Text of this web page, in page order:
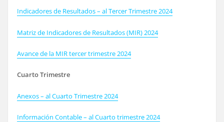
Indicadores de Resultados – al Tercer Trimestre 2024
Matriz de Indicadores de Resultados (MIR) 2024
Avance de la MIR tercer trimestre 2024
Cuarto Trimestre
Anexos – al Cuarto Trimestre 2024
Información Contable – al Cuarto trimestre 2024